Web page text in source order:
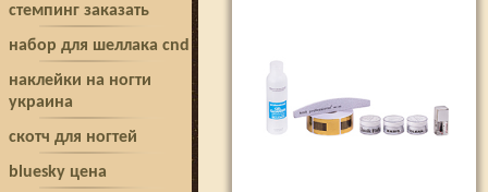
стемпинг заказать
набор для шеллака cnd
наклейки на ногти
украина
скотч для ногтей
bluesky цена